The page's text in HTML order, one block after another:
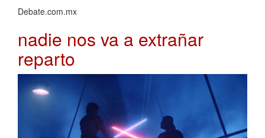
Debate.com.mx
nadie nos va a extrañar
reparto